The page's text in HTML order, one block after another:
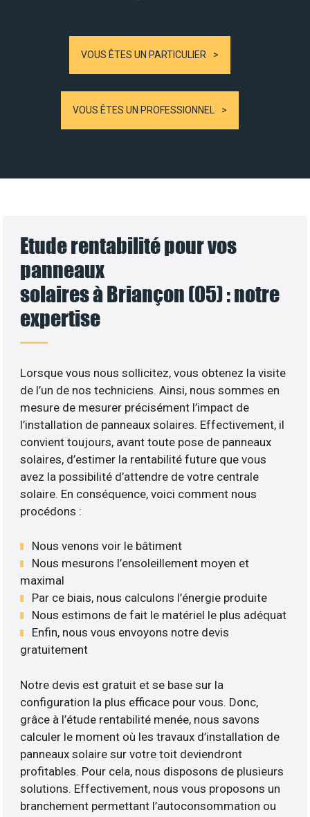
VOUS ÊTES UN PARTICULIER
VOUS ÊTES UN PROFESSIONNEL
Etude rentabilité pour vos
panneaux
solaires à Briançon (05) : notre
expertise
Lorsque vous nous sollicitez, vous obtenez la visite
de l’un de nos techniciens. Ainsi, nous sommes en
mesure de mesurer précisément l’impact de
l’installation de panneaux solaires. Effectivement, il
convient toujours, avant toute pose de panneaux
solaires, d’estimer la rentabilité future que vous
avez la possibilité d’attendre de votre centrale
solaire. En conséquence, voici comment nous
procédons :
Nous venons voir le bâtiment
Nous mesurons l’ensoleillement moyen et
maximal
Par ce biais, nous calculons l’énergie produite
Nous estimons de fait le matériel le plus adéquat
Enfin, nous vous envoyons notre devis
gratuitement
Notre devis est gratuit et se base sur la
configuration la plus efficace pour vous. Donc,
grâce à l’étude rentabilité menée, nous savons
calculer le moment où les travaux d’installation de
panneaux solaire sur votre toit deviendront
profitables. Pour cela, nous disposons de plusieurs
solutions. Effectivement, nous vous proposons un
branchement permettant l’autoconsommation ou